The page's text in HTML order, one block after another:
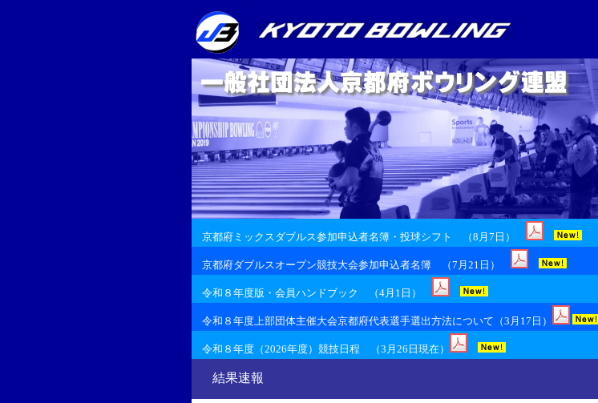
京都府ミックスダブルス参加申込者名簿・投球シフト （8月7日）
京都府ダブルスオープン競技大会参加申込者名簿 （7月21日）
令和８年度版・会員ハンドブック （4月1日）
令和８年度上部団体主催大会京都府代表選手選出方法について（3月17日）
令和８年度（2026年度）競技日程 （3月26日現在）
結果速報